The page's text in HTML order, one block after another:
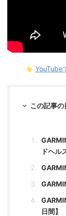
YouTube
この記事の
ドヘル
日間】